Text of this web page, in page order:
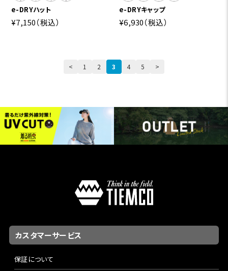
e-DRYハット
¥7,150（税込）
e-DRYキャップ
¥6,930（税込）
< 1 2 3 4 5 >
カスタマーサービス
保証について